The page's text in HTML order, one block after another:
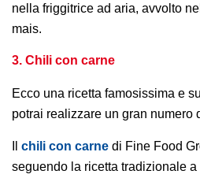
nella friggitrice ad aria, avvolto
mais.
3. Chili con carne
Ecco una ricetta famosissima e
potrai realizzare un gran numero
chili con carne di Fine Food
seguendo la ricetta tradizionale a